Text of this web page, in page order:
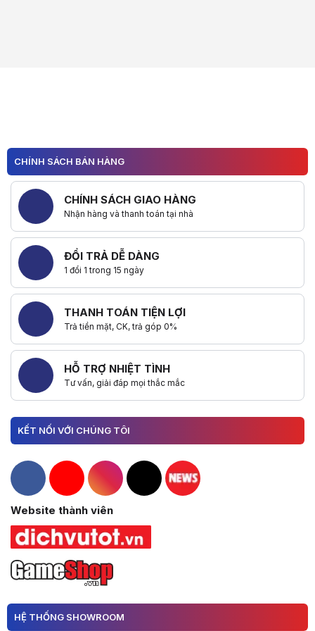
CHÍNH SÁCH BÁN HÀNG
CHÍNH SÁCH GIAO HÀNG
Nhận hàng và thanh toán tại nhà
ĐỔI TRẢ DỄ DÀNG
1 đổi 1 trong 15 ngày
THANH TOÁN TIỆN LỢI
Trả tiền mặt, CK, trả góp 0%
HỖ TRỢ NHIỆT TÌNH
Tư vấn, giải đáp mọi thắc mắc
KẾT NỐI VỚI CHÚNG TÔI
Hacom Facebook
Hacom YouTube
Hacom Instagram
Hacom TikTok
Website thành viên
HỆ THỐNG SHOWROOM